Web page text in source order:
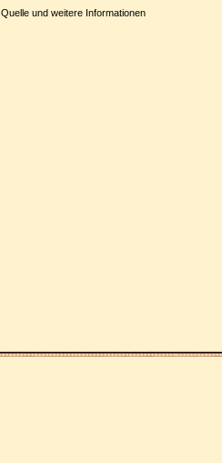
Quelle und weitere Informationen